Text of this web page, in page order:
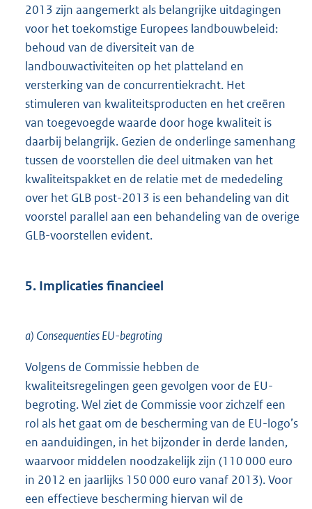
2013 zijn aangemerkt als belangrijke uitdagingen
voor het toekomstige Europees landbouwbeleid:
behoud van de diversiteit van de
landbouwactiviteiten op het platteland en
versterking van de concurrentiekracht. Het
stimuleren van kwaliteitsproducten en het creëren
van toegevoegde waarde door hoge kwaliteit is
daarbij belangrijk. Gezien de onderlinge samenhang
tussen de voorstellen die deel uitmaken van het
kwaliteitspakket en de relatie met de mededeling
over het GLB post-2013 is een behandeling van dit
voorstel parallel aan een behandeling van de overige
GLB-voorstellen evident.
5. Implicaties financieel
a) Consequenties EU-begroting
Volgens de Commissie hebben de
kwaliteitsregelingen geen gevolgen voor de EU-
begroting. Wel ziet de Commissie voor zichzelf een
rol als het gaat om de bescherming van de EU-logo’s
en aanduidingen, in het bijzonder in derde landen,
waarvoor middelen noodzakelijk zijn (110 000 euro
in 2012 en jaarlijks 150 000 euro vanaf 2013). Voor
een effectieve bescherming hiervan wil de